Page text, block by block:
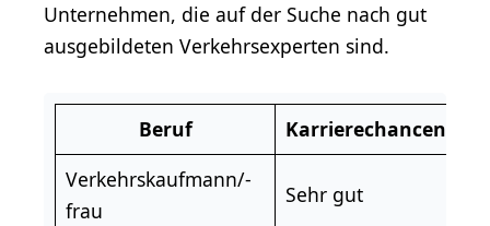
Unternehmen, die auf der Suche nach gut
ausgebildeten Verkehrsexperten sind.
Beruf Karrierechancen
Verkehrskaufmann/-
frau
Sehr gut